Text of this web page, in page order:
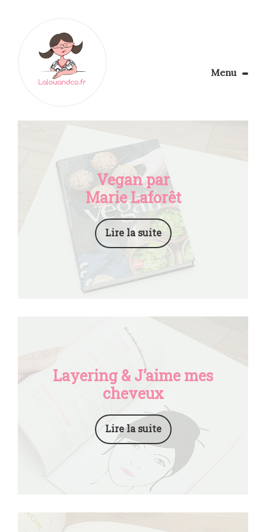
Menu
Aménager son coin couture
Personnalisez vos tissus
Vegan par
Marie Laforêt
Lire la suite
Layering & J’aime mes
cheveux
Lire la suite